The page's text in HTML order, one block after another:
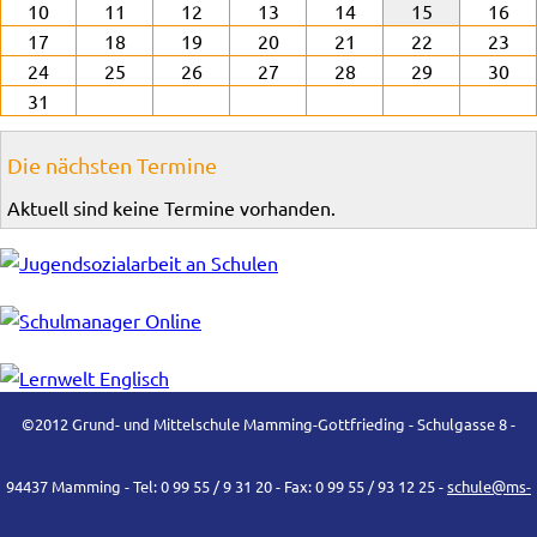
10
11 12 13 14 15
16
17
18 19 20 21 22
23
24
25 26 27 28 29
30
31
Die nächsten Termine
Aktuell sind keine Termine vorhanden.
©2012 Grund- und Mittelschule Mamming-Gottfrieding - Schulgasse 8 -
94437 Mamming - Tel: 0 99 55 / 9 31 20 - Fax: 0 99 55 / 93 12 25 -schule@ms-